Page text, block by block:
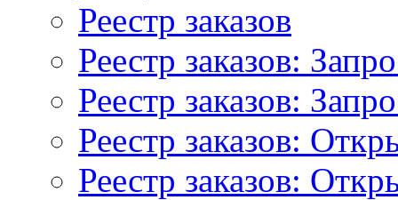
Реестр заказов
Реестр заказов:
Реестр заказов:
Реестр заказов:
Реестр заказов: